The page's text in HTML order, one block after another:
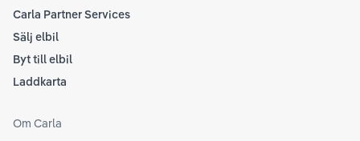
Carla Partner Services
Sälj elbil
Byt till elbil
Laddkarta
Om Carla